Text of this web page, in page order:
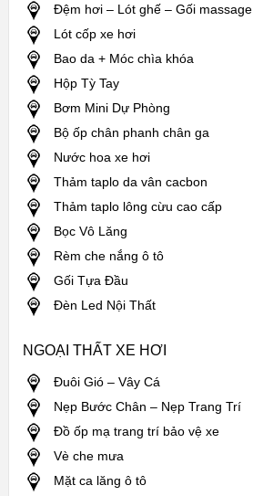
Đệm hơi – Lót ghế – Gối massage
Lót cốp xe hơi
Bao da + Móc chìa khóa
Hộp Tỳ Tay
Bơm Mini Dự Phòng
Bộ ốp chân phanh chân ga
Nước hoa xe hơi
Thảm taplo da vân cacbon
Thảm taplo lông cừu cao cấp
Bọc Vô Lăng
Rèm che nắng ô tô
Gối Tựa Đầu
Đèn Led Nội Thất
NGOẠI THẤT XE HƠI
Đuôi Gió – Vây Cá
Nẹp Bước Chân – Nẹp Trang Trí
Đồ ốp mạ trang trí bảo vệ xe
Vè che mưa
Mặt ca lăng ô tô